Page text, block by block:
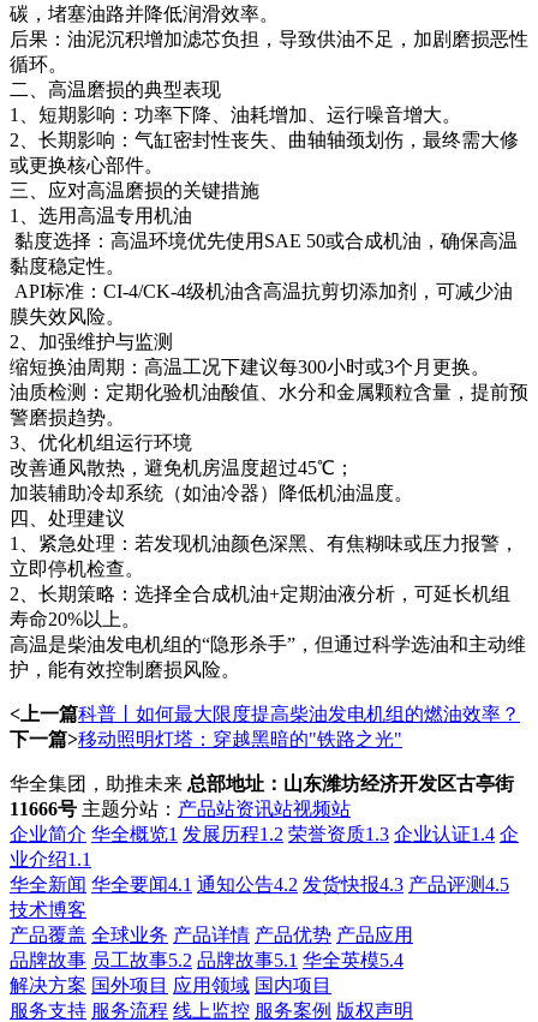
碳，堵塞油路并降低润滑效率。
后果：油泥沉积增加滤芯负担，导致供油不足，加剧磨损恶性
循环。
二、高温磨损的典型表现
1、短期影响：功率下降、油耗增加、运行噪音增大。
2、长期影响：气缸密封性丧失、曲轴轴颈划伤，最终需大修
或更换核心部件。
三、应对高温磨损的关键措施
1、选用高温专用机油
黏度选择：高温环境优先使用SAE 50或合成机油，确保高温
黏度稳定性。
API标准：CI-4/CK-4级机油含高温抗剪切添加剂，可减少油
膜失效风险。
2、加强维护与监测
缩短换油周期：高温工况下建议每300小时或3个月更换。
油质检测：定期化验机油酸值、水分和金属颗粒含量，提前预
警磨损趋势。
3、优化机组运行环境
改善通风散热，避免机房温度超过45℃；
加装辅助冷却系统（如油冷器）降低机油温度。
四、处理建议
1、紧急处理：若发现机油颜色深黑、有焦糊味或压力报警，
立即停机检查。
2、长期策略：选择全合成机油+定期油液分析，可延长机组
寿命20%以上。
高温是柴油发电机组的“隐形杀手”，但通过科学选油和主动维
护，能有效控制磨损风险。
<上一篇科普丨如何最大限度提高柴油发电机组的燃油效率？
下一篇>移动照明灯塔：穿越黑暗的"铁路之光"
华全集团，助推未来 总部地址：山东潍坊经济开发区古亭街
11666号 主题分站： 产品站资讯站视频站
企业简介 华全概览1 发展历程1.2 荣誉资质1.3 企业认证1.4 企
业介绍1.1
华全新闻 华全要闻4.1 通知公告4.2 发货快报4.3 产品评测4.5
技术博客
产品覆盖 全球业务 产品详情 产品优势 产品应用
品牌故事 员工故事5.2 品牌故事5.1 华全英模5.4
解决方案 国外项目 应用领域 国内项目
服务支持 服务流程 线上监控 服务案例 版权声明